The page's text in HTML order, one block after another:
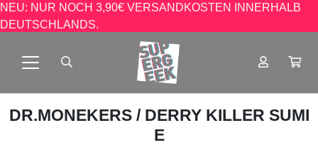
NEU: NUR NOCH 3,90€ VERSANDKOSTEN INNERHALB
DEUTSCHLANDS.
DR.MONEKERS / DERRY KILLER SUMI
E